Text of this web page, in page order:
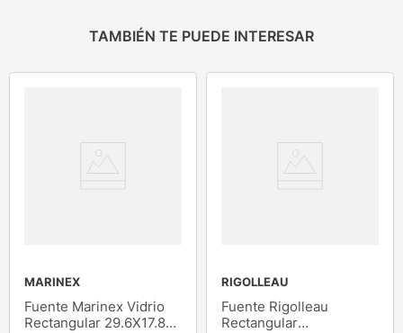
TAMBIÉN TE PUEDE INTERESAR
MARINEX
Fuente Marinex Vidrio
Rectangular 29.6X17.8
RIGOLLEAU
Fuente Rigolleau
Rectangular